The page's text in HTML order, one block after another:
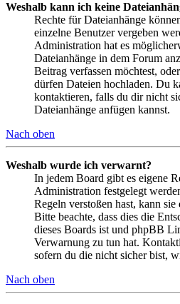
Weshalb kann ich keine
Rechte für Dateianhänge
einzelne Benutzer vergeben
Administration hat es
Dateianhänge in dem Forum
Beitrag verfassen möchtest,
dürfen Dateien hochladen. Du
kontaktieren, falls du dir nicht
Dateianhänge anfügen kannst.
Nach oben
Weshalb wurde ich verwarnt?
In jedem Board gibt es eigene
Administration festgelegt
Regeln verstoßen hast, kann
Bitte beachte, dass dies die
dieses Boards ist und phpBB
Verwarnung zu tun hat.
sofern du die nicht sicher bist,
Nach oben